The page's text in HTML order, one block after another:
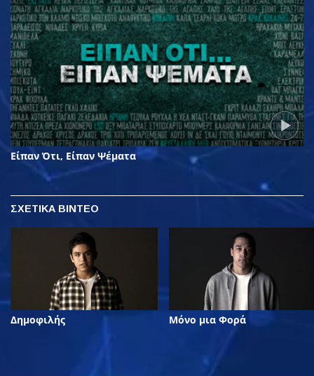
Είπαν Ότι, Είπαν Ψέματα
ΣΧΕΤΙΚΑ ΒΙΝΤΕΟ
Δημοφιλής Μόνο μια Φορά